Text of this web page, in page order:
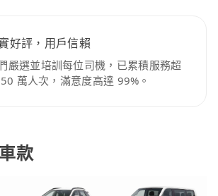
好評，用戶信賴
嚴選並培訓每位司機，已累積服務超
萬人次，滿意度高達 99%。
款